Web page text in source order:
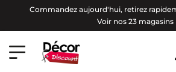
Commandez aujourd'hui, retirez
Voir nos 23 magasins